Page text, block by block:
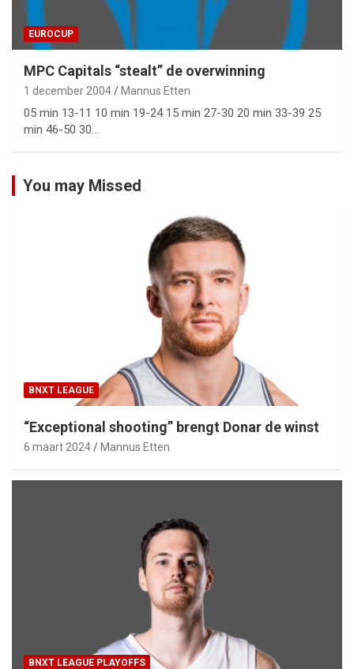
EUROCUP
MPC Capitals “stealt” de overwinning
1 december 2004 Mannus Etten
05 min 13-11 10 min 19-24 15 min 27-30 20 min 33-39 25
min 46-50 30…
You may Missed
BNXT LEAGUE
“Exceptional shooting” brengt Donar de winst
6 maart 2024 Mannus Etten
BNXT LEAGUE PLAYOFFS